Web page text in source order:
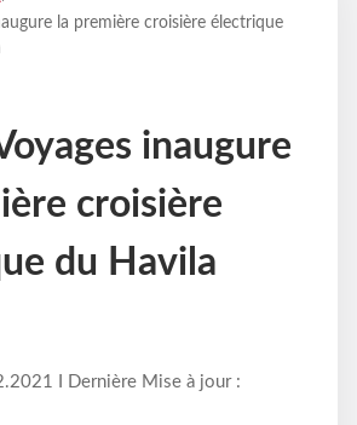
la première croisière électrique
inaugure
croisière
du Havila
I Dernière Mise à jour :